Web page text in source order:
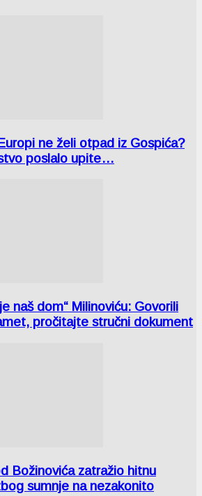
ne želi otpad iz Gospića?
poslalo upite…
naš dom“ Milinoviću: Govorili
pročitajte stručni dokument
Božinovića zatražio hitnu
sumnje na nezakonito